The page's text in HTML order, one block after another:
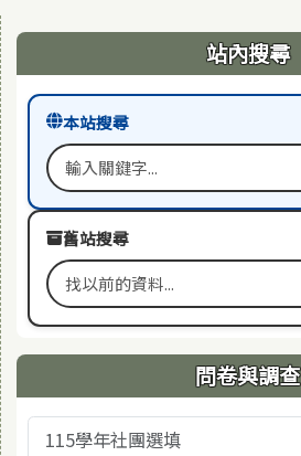
右邊區域內容 站內搜尋
本站搜尋
搜尋關鍵字
舊站搜尋
搜尋舊站關鍵字
問卷與調查
115學年社團選填